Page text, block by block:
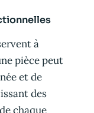
à
pièce peut
et de
des
chaque